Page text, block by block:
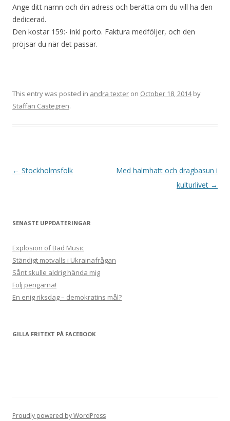
Ange ditt namn och din adress och berätta om du vill ha den
dedicerad.
Den kostar 159:- inkl porto. Faktura medföljer, och den
pröjsar du när det passar.
This entry was posted in andra texter on October 18, 2014by
Staffan Castegren.
Post
← Stockholmsfolk
Med halmhatt och dragbasun i
kulturlivet →
SENASTE UPPDATERINGAR
Explosion of Bad Music
Ständigt motvalls i Ukrainafrågan
Sånt skulle aldrig hända mig
Följ pengarna!
En enig riksdag – demokratins mål?
GILLA FRITEXT PÅ FACEBOOK
Proudly powered by WordPress